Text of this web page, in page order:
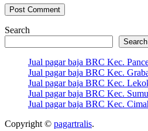
Search
Search
Jual pagar baja BRC Kec.
Jual pagar baja BRC Kec.
Jual pagar baja BRC Kec.
Jual pagar baja BRC Kec.
Jual pagar baja BRC Kec.
Copyright © pagartralis.